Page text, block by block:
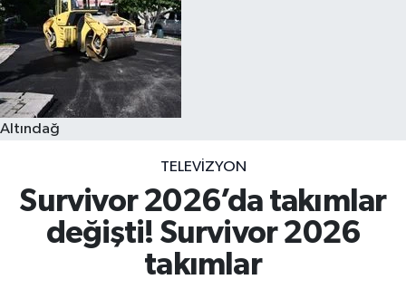
Altındağ
TELEVIZYON
Survivor 2026’da takımlar
değişti! Survivor 2026
takımlar